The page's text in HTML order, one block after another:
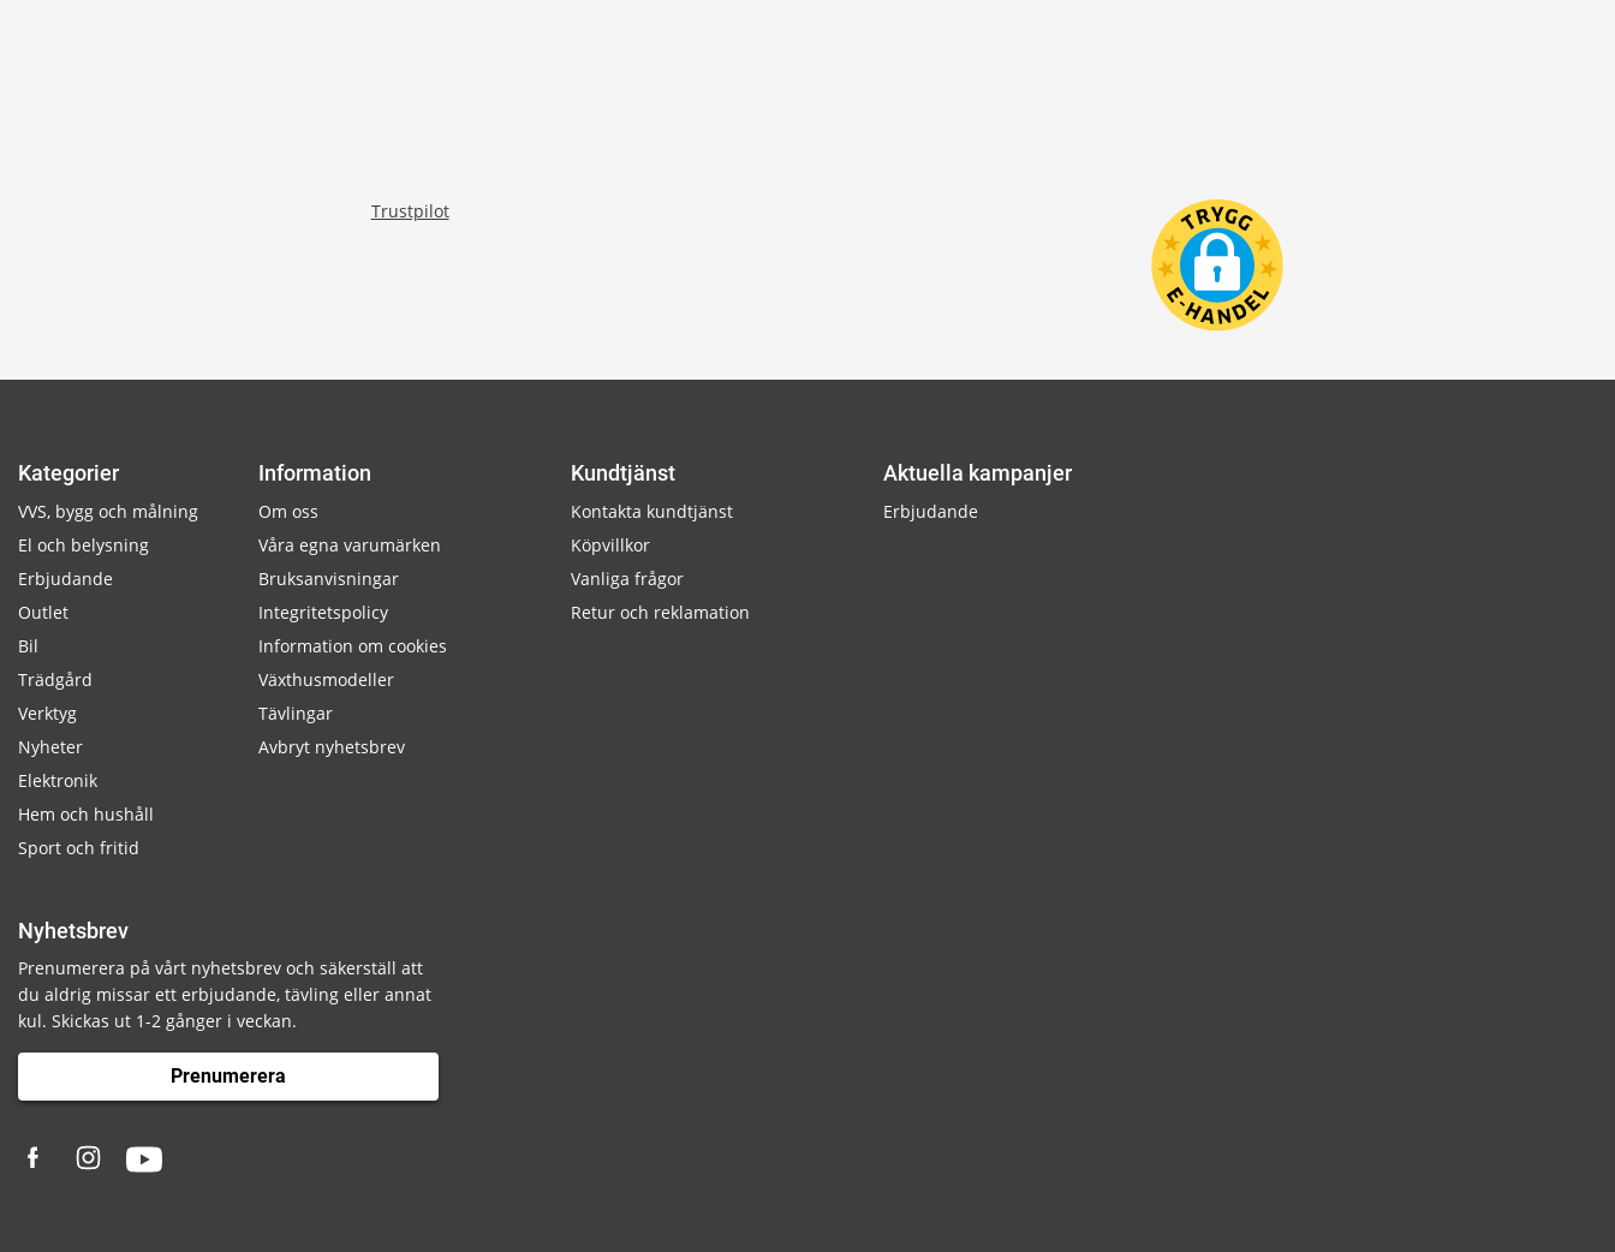
Trustpilot
Kategorier
VVS, bygg och målning
El och belysning
Erbjudande
Outlet
Bil
Trädgård
Verktyg
Nyheter
Elektronik
Hem och hushåll
Sport och fritid
Information
Om oss
Våra egna varumärken
Bruksanvisningar
Integritetspolicy
Information om cookies
Växthusmodeller
Tävlingar
Avbryt nyhetsbrev
Kundtjänst
Kontakta kundtjänst
Köpvillkor
Vanliga frågor
Retur och reklamation
Aktuella kampanjer
Erbjudande
Nyhetsbrev
Prenumerera på vårt nyhetsbrev och säkerställ att
du aldrig missar ett erbjudande, tävling eller annat
kul. Skickas ut 1-2 gånger i veckan.
Prenumerera